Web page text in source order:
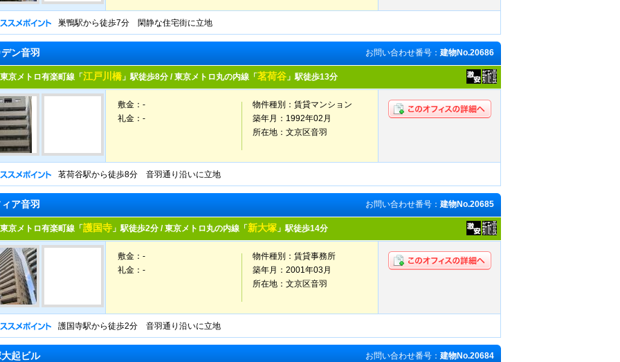
巣鴨駅から徒歩7分 閑静な住宅街に立地
ン音羽 お問い合わせ番号： 建物No.20686
東京メトロ有楽町線「 江戸川橋 」駅徒歩8分 / 東京メトロ丸の内線「 茗荷谷 」駅徒歩13分
物件種別： 賃貸マンション
敷金：-
築年月： 1992年02月
礼金：-
所在地： 文京区音羽
茗荷谷駅から徒歩8分 音羽通り沿いに立地
ア音羽 お問い合わせ番号： 建物No.20685
東京メトロ有楽町線「 護国寺 」駅徒歩2分 / 東京メトロ丸の内線「 新大塚 」駅徒歩14分
物件種別： 賃貸事務所
敷金：-
築年月： 2001年03月
礼金：-
所在地： 文京区音羽
護国寺駅から徒歩2分 音羽通り沿いに立地
起ビル お問い合わせ番号： 建物No.20684